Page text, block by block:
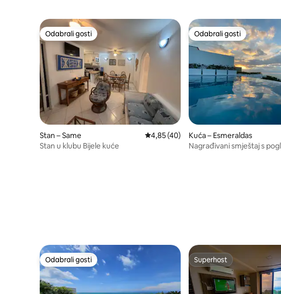
Odabrali gosti
Odabrali gosti
Stan – Same Prosječna ocjena: 4,85/5, recenzija: 40
4,85 (40)
Stan u klubu Bijele kuće
Odabrali gosti
Odabrali gosti
Kuća – Esmeraldas
Nagrađivani smještaj s
Odabrali gosti
Odabrali gosti Superhost
Superhost